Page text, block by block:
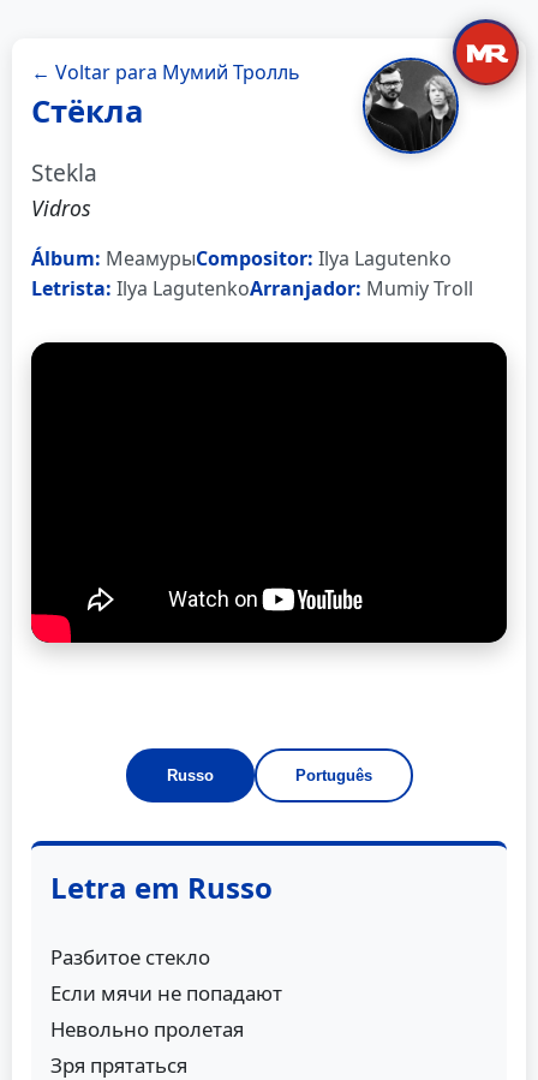
← Voltar para Мумий Тролль
Стёкла
Stekla
Vidros
Álbum: МеамурыCompositor: Ilya Lagutenko
Letrista: Ilya LagutenkoArranjador: Mumiy Troll
Russo Português
Letra em Russo
Разбитое стекло
Если мячи не попадают
Невольно пролетая
Зря прятаться